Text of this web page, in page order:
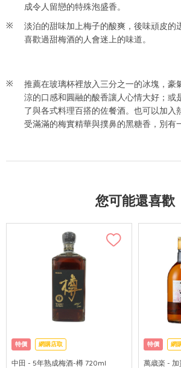
成令人留戀的特殊泡盛香。
淡泊的甜味加上梅子的酸爽，後味頑皮的
喜歡過甜梅酒的人會迷上的味道。
推薦在玻璃杯裡放入三分之一的冰塊，豪
涼的口感和圓融的酸香讓人心情大好；或
了與各式料理百搭的佐餐酒。也可以加入
受滿滿的梅實精華與撲鼻的黑糖香，別有
您可能還喜歡
特價 網購店取
中田 - 5年熟成梅酒-樽 720ml
特價 網
萬歳楽 -